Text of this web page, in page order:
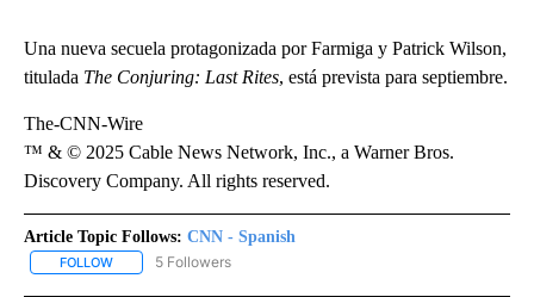
Una nueva secuela protagonizada por Farmiga y Patrick Wilson,
titulada The Conjuring: Last Rites, está prevista para septiembre.
The-CNN-Wire
™ & © 2025 Cable News Network, Inc., a Warner Bros.
Discovery Company. All rights reserved.
Article Topic Follows: CNN - Spanish
FOLLOW FOLLOW "CNN - SPANISH" TO RECEIVE NOTIFICATIONS ABOUT
5 Followers